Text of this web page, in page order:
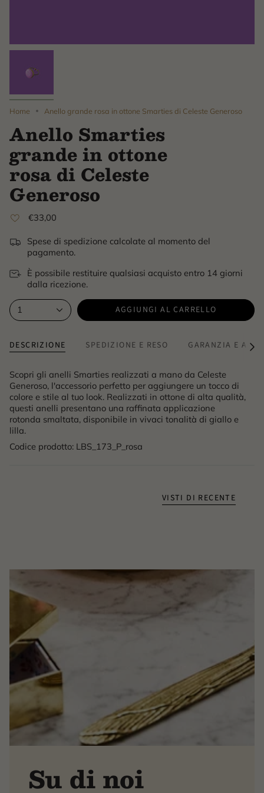
Home Anello grande rosa in ottone Smarties di Celeste Generoso
Anello Smarties
grande in ottone
rosa di Celeste
Generoso
€33,00
Spese di spedizione calcolate al momento del
pagamento.
È possibile restituire qualsiasi acquisto entro 14 giorni
dalla ricezione.
1 AGGIUNGI AL CARRELLO
DESCRIZIONE SPEDIZIONE E RESO GARANZIA E Vedi
Scopri gli anelli Smarties realizzati a mano da Celeste
Generoso, l'accessorio perfetto per aggiungere un tocco di
colore e stile al tuo look. Realizzati in ottone di alta qualità,
questi anelli presentano una raffinata applicazione
rotonda smaltata, disponibile in vivaci tonalità di giallo e
lilla.
Codice prodotto: LBS_173_P_rosa
VISTI DI RECENTE
Su di noi